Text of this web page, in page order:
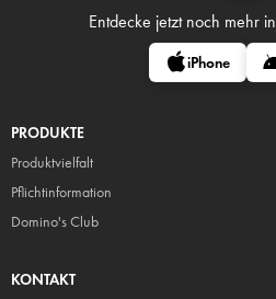
Entdecke jetzt noch mehr in
iPhone
PRODUKTE
Produktvielfalt
Pflichtinformation
Domino's Club
KONTAKT